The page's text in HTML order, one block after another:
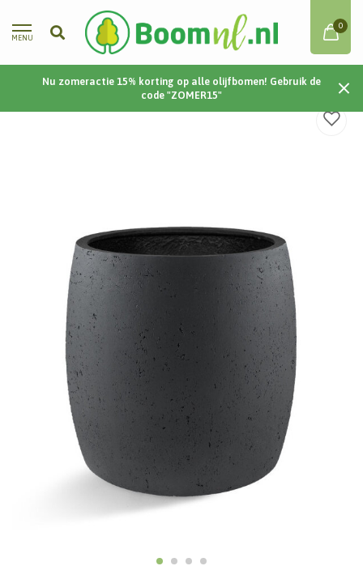
MENU
0
Nu zomeractie 15% korting op alle olijfbomen! Gebruik de
code "ZOMER15"
Home / Grigio Modern Pot 68 68x68 - Anthracite